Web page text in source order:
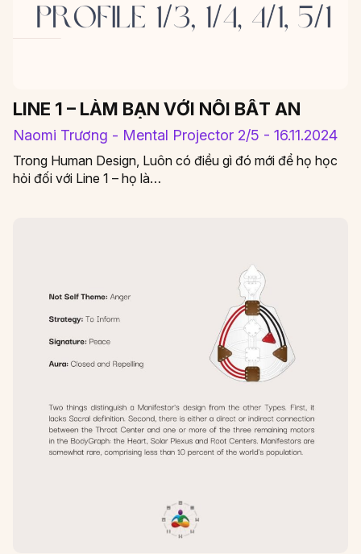
LINE 1 – LÀM BẠN VỚI NỖI BẤT AN
Naomi Trương - Mental Projector 2/5 - 16.11.2024
Trong Human Design, Luôn có điều gì đó mới để họ học
hỏi đối với Line 1 – họ là…